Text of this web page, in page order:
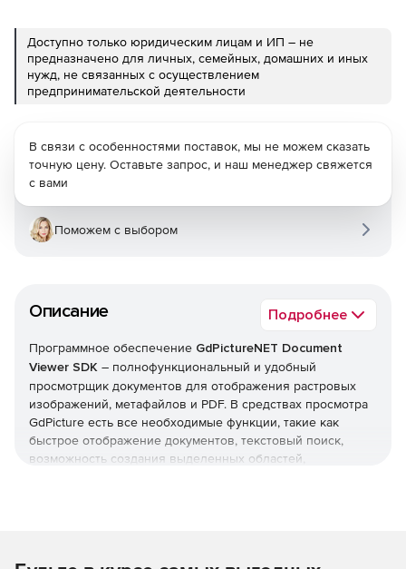
Доступно только юридическим лицам и ИП – не
предназначено для личных, семейных, домашних и иных
нужд, не связанных с осуществлением
предпринимательской деятельности
Описание Подробнее
Программное обеспечение GdPictureNET Document
Viewer SDK – полнофункциональный и удобный
просмотрщик документов для отображения растровых
изображений, метафайлов и PDF. В средствах просмотра
GdPicture есть все необходимые функции, такие как
быстрое отображение документов, текстовый поиск,
возможность создания выделенных областей,
В связи с особенностями поставок, мы не можем сказать
точную цену. Оставьте запрос, и наш менеджер свяжется
с вами
Поможем с выбором